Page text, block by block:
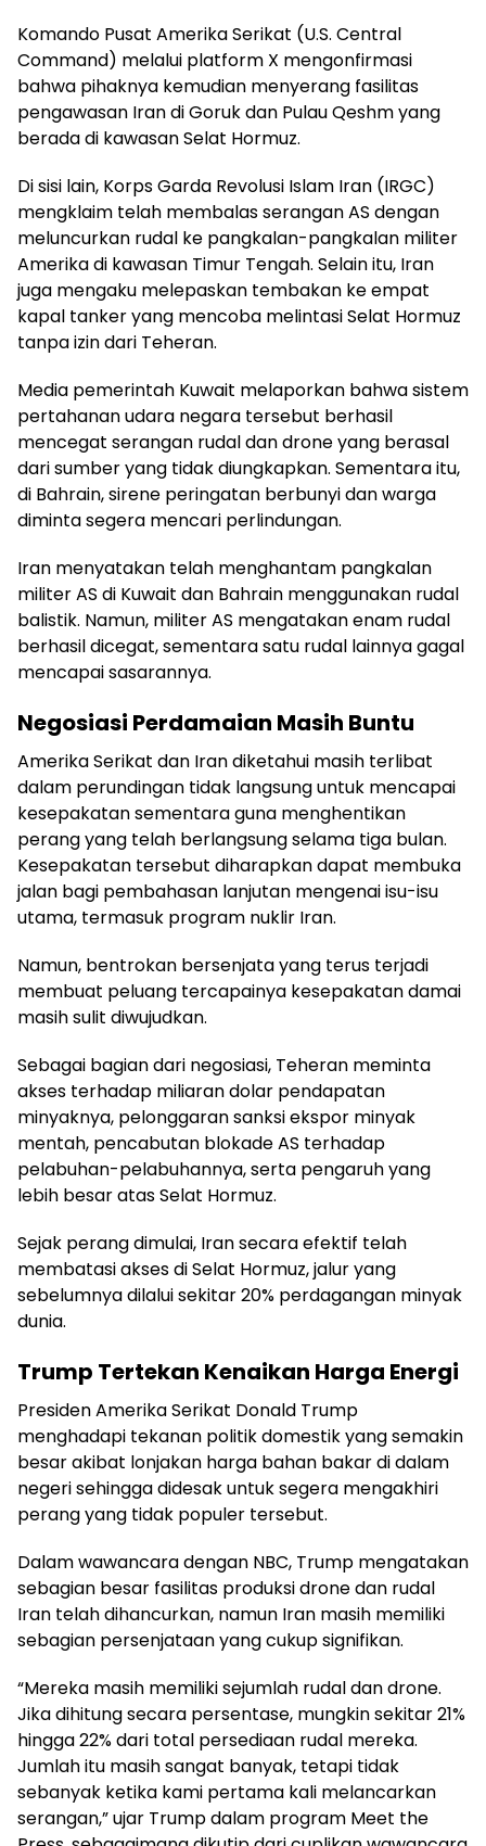
Komando Pusat Amerika Serikat (U.S. Central
Command) melalui platform X mengonfirmasi
bahwa pihaknya kemudian menyerang fasilitas
pengawasan Iran di Goruk dan Pulau Qeshm yang
berada di kawasan Selat Hormuz.
Di sisi lain, Korps Garda Revolusi Islam Iran (IRGC)
mengklaim telah membalas serangan AS dengan
meluncurkan rudal ke pangkalan-pangkalan militer
Amerika di kawasan Timur Tengah. Selain itu, Iran
juga mengaku melepaskan tembakan ke empat
kapal tanker yang mencoba melintasi Selat Hormuz
tanpa izin dari Teheran.
Media pemerintah Kuwait melaporkan bahwa sistem
pertahanan udara negara tersebut berhasil
mencegat serangan rudal dan drone yang berasal
dari sumber yang tidak diungkapkan. Sementara itu,
di Bahrain, sirene peringatan berbunyi dan warga
diminta segera mencari perlindungan.
Iran menyatakan telah menghantam pangkalan
militer AS di Kuwait dan Bahrain menggunakan rudal
balistik. Namun, militer AS mengatakan enam rudal
berhasil dicegat, sementara satu rudal lainnya gagal
mencapai sasarannya.
Negosiasi Perdamaian Masih Buntu
Amerika Serikat dan Iran diketahui masih terlibat
dalam perundingan tidak langsung untuk mencapai
kesepakatan sementara guna menghentikan
perang yang telah berlangsung selama tiga bulan.
Kesepakatan tersebut diharapkan dapat membuka
jalan bagi pembahasan lanjutan mengenai isu-isu
utama, termasuk program nuklir Iran.
Namun, bentrokan bersenjata yang terus terjadi
membuat peluang tercapainya kesepakatan damai
masih sulit diwujudkan.
Sebagai bagian dari negosiasi, Teheran meminta
akses terhadap miliaran dolar pendapatan
minyaknya, pelonggaran sanksi ekspor minyak
mentah, pencabutan blokade AS terhadap
pelabuhan-pelabuhannya, serta pengaruh yang
lebih besar atas Selat Hormuz.
Sejak perang dimulai, Iran secara efektif telah
membatasi akses di Selat Hormuz, jalur yang
sebelumnya dilalui sekitar 20% perdagangan minyak
dunia.
Trump Tertekan Kenaikan Harga Energi
Presiden Amerika Serikat Donald Trump
menghadapi tekanan politik domestik yang semakin
besar akibat lonjakan harga bahan bakar di dalam
negeri sehingga didesak untuk segera mengakhiri
perang yang tidak populer tersebut.
Dalam wawancara dengan NBC, Trump mengatakan
sebagian besar fasilitas produksi drone dan rudal
Iran telah dihancurkan, namun Iran masih memiliki
sebagian persenjataan yang cukup signifikan.
“Mereka masih memiliki sejumlah rudal dan drone.
Jika dihitung secara persentase, mungkin sekitar 21%
hingga 22% dari total persediaan rudal mereka.
Jumlah itu masih sangat banyak, tetapi tidak
sebanyak ketika kami pertama kali melancarkan
serangan,” ujar Trump dalam program Meet the